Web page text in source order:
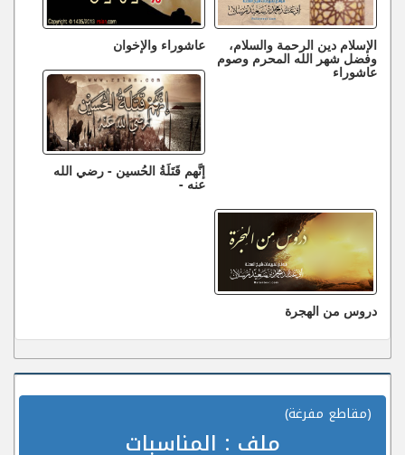
الإسلام دين الرحمة والسلام،
وفضل شهر الله المحرم وصوم
عاشوراء
عاشوراء والإخوان
إنَّهم قَتَلَةُ الحُسين - رضي الله
عنه -
دروس من الهجرة
(مقاطع مفرغة)
ملف : المناسبات